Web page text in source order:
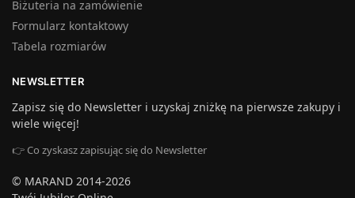
Biżuteria na zamówienie
Formularz kontaktowy
Tabela rozmiarów
NEWSLETTER
Zapisz się do Newsletter i uzyskaj zniżkę na pierwsze zakupy i
wiele więcej!
👉 Co zyskasz zapisując się do Newsletter
© MARAND 2014-2026